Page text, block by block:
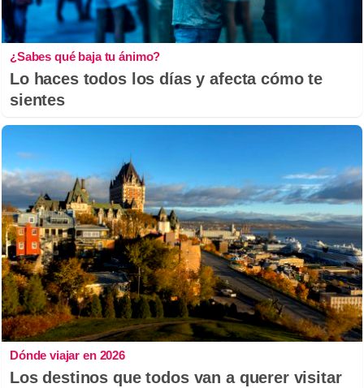
¿Sabes qué baja tu ánimo?
Lo haces todos los días y afecta cómo te
sientes
Dónde viajar en 2026
Los destinos que todos van a querer visitar